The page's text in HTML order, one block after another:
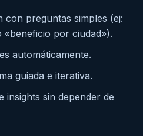
preguntas simples (ej:
por ciudad»).
automáticamente.
guiada e iterativa.
insights sin depender de